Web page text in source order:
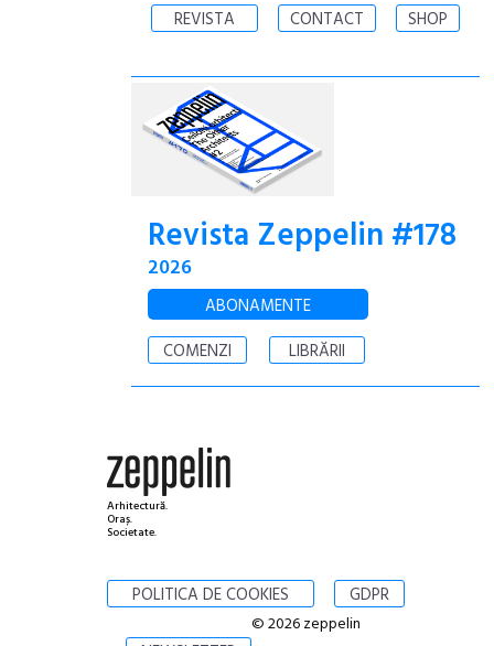
REVISTA CONTACT SHOP
Revista Zeppelin #178
2026
ABONAMENTE
COMENZI
LIBRĂRII
Arhitectură.
Oraș.
Societate.
POLITICA DE COOKIES GDPR
© 2026 zeppelin